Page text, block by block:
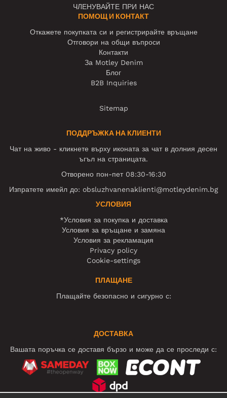
ЧЛЕНУВАЙТЕ ПРИ НАС
ПОМОЩ И КОНТАКТ
Откажете покупката си и регистрирайте връщане
Отговори на общи въпроси
Контакти
За Motley Denim
Блог
B2B Inquiries
Sitemap
ПОДДРЪЖКА НА КЛИЕНТИ
Чат на живо - кликнете върху иконата за чат в долния десен
ъгъл на страницата.
Отворено пон-пет 08:30-16:30
Изпратете имейл до: obsluzhvanenaklienti@motleydenim.bg
УСЛОВИЯ
*Условия за покупка и доставка
Условия за връщане и замяна
Условия за рекламация
Privacy policy
Cookie-settings
ПЛАЩАНЕ
Плащайте безопасно и сигурно с:
ДОСТАВКА
Вашата поръчка се доставя бързо и може да се проследи с: